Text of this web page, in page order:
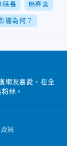
縣長 施亮言
響為何？
網友喜愛，在全
絲。
訊